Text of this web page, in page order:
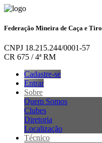
Federação Mineira de Caça e Tiro
CNPJ 18.215.244/0001-57
CR 675 / 4ª RM
Cadastre-se
Entrar
Sobre
Quem Somos
Clubes
Diretoria
Localização
Técnico